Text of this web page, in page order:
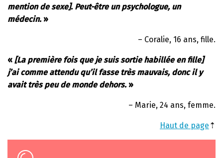
mention de sexe]. Peut-être un psychologue, un
médecin.»
– Coralie, 16 ans, fille.
« [La première fois que je suis sortie habillée en fille]
j’ai comme attendu qu’il fasse très mauvais, donc il y
avait très peu de monde dehors.»
– Marie, 24 ans, femme.
Haut de page ⇡